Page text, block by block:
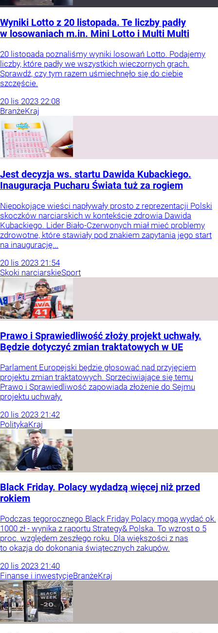
Wyniki Lotto z 20 listopada. Te liczby padły
w losowaniach m.in. Mini Lotto i Multi Multi
20 listopada poznaliśmy wyniki losowań Lotto. Podajemy
liczby, które padły we wszystkich wieczornych grach.
Sprawdź, czy tym razem uśmiechnęło się do ciebie
szczęście.
20 lis 2023 22:08
BranżeKraj
Jest decyzja ws. startu Dawida Kubackiego.
Inauguracja Pucharu Świata tuż za rogiem
Niepokojące wieści napływały prosto z reprezentacji Polski
skoczków narciarskich w kontekście zdrowia Dawida
Kubackiego. Lider Biało-Czerwonych miał mieć problemy
zdrowotne, które stawiały pod znakiem zapytania jego start
na inaugurację...
20 lis 2023 21:54
Skoki narciarskieSport
Prawo i Sprawiedliwość złoży projekt uchwały.
Będzie dotyczyć zmian traktatowych w UE
Parlament Europejski będzie głosować nad przyjęciem
projektu zmian traktatowych. Sprzeciwiające się temu
Prawo i Sprawiedliwość zapowiada złożenie do Sejmu
projektu uchwały.
20 lis 2023 21:42
PolitykaKraj
Black Friday. Polacy wydadzą więcej niż przed
rokiem
Podczas tegorocznego Black Friday Polacy mogą wydać ok.
1000 zł - wynika z raportu Strategy& Polska. To wzrost o 5
proc. względem zeszłego roku. Dla większości z nas
to okazja do dokonania świątecznych zakupów.
20 lis 2023 21:40
Finanse i inwestycjeBranżeKraj